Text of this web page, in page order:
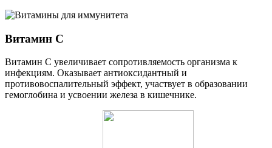
Витамин С
Витамин С увеличивает сопротивляемость организма к
инфекциям. Оказывает антиоксидантный и
противовоспалительный эффект, участвует в образовании
гемоглобина и усвоении железа в кишечнике.